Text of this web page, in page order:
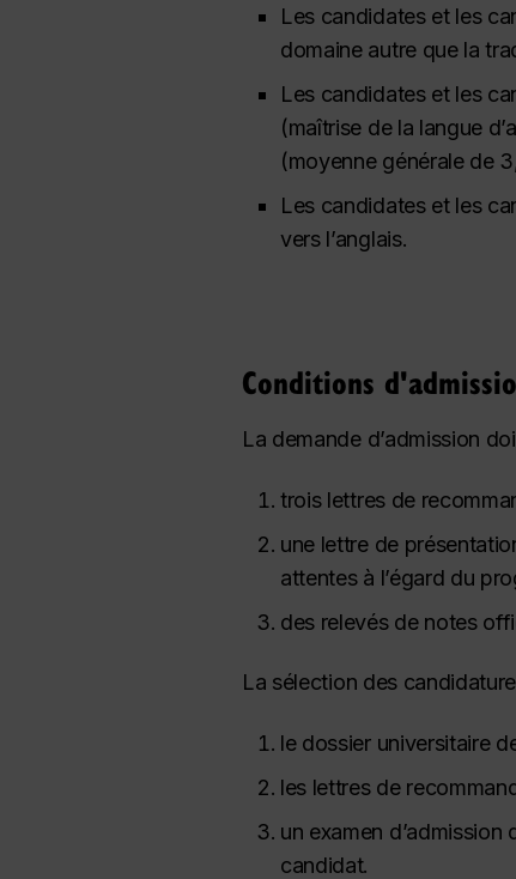
Les candidates et les
domaine autre que la
Les candidates et les
(maîtrise de la langue
(moyenne générale de
Les candidates et les
vers l’anglais.
Conditions
La demande d’admission
trois lettres de
une lettre de
attentes à l’égard du
des relevés de notes
La sélection des
le dossier universitaire
les lettres de
un examen
candidat.